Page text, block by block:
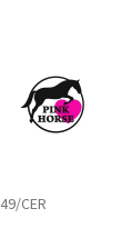
49/CER